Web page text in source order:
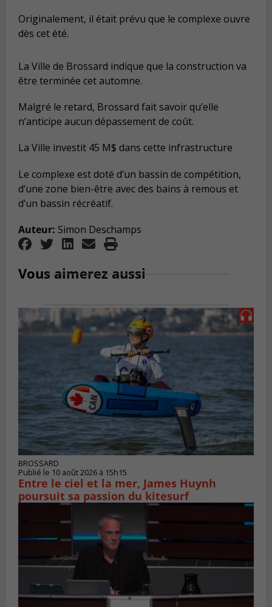
Originalement, il était prévu que le complexe ouvre
dès cet été.
La Ville de Brossard indique que la construction va
être terminée cet automne.
Malgré le retard, Brossard fait savoir qu’elle
n’anticipe aucun dépassement de coût.
La Ville investit 45 M$ dans cette infrastructure
Le complexe est doté d’un bassin de compétition,
d’une zone bien-être avec des bains à remous et
d’un bassin récréatif.
Auteur: Simon Deschamps
Vous aimerez aussi
BROSSARD
Publié le 10 août 2026 à 15h15
Entre le ciel et la mer, James Huynh
poursuit sa passion du kitesurf